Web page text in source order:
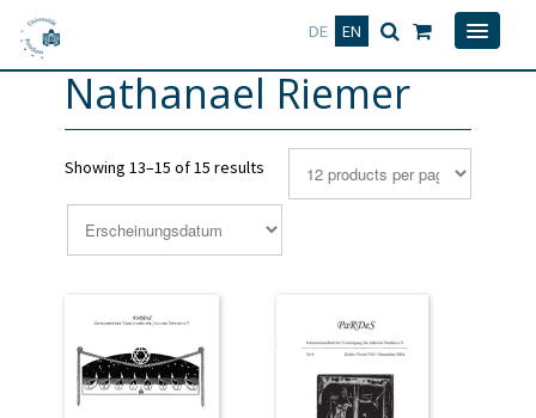
DE EN
Deutsch
Nathanael Riemer
Showing 13–15 of 15 results